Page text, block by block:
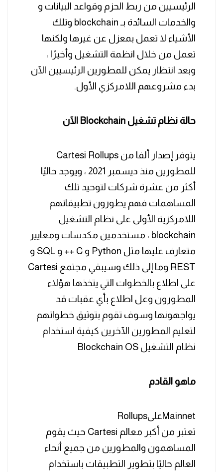
الرئيسيين من ربط الحزم وقواعد البيانات و
والخدمات السائدة بـ blockchain وتلك
الأشياء لا تعمل بمعزل عن غيرها ولكنها
تعمل من خلال انظمة التشغيل وأخيرًا ،
وبعد انتظار يمكن للمطورين الرئيسيين الآن
بدء مشروعهم اللامركزي الأول.
حالة نظام تشغيل Blockchain الآن
يتوفر إصدار ألفا من Cartesi Rollups
للمطورين منذ ديسمبر 2021 ، ويوجد حاليًا
أكثر من عشرة شركات لتوحيد تلك
المساهمات فهم يطورون تطبيقاتهم
اللامركزية الأولى على نظام التشغيل
blockchain ، مستخدمين مكدسات ومعايير
متعارف عليها مثل Python و C ++ و SQL و
REST وما إلى ذلك وسيبقي مجتمع Cartesi
على اطلاع بالخطوات التي يتخذها هؤلاء
المطورون وعل اطلاع بأي عقبات قد
يواجهونها وسوف تقوم بتوثيق خطواتهم
لتعليم المطورين الآخرين كيفية استخدام
نظام التشغيل Blockchain OS
ماهو القادم
MainnetعلىRollups
تعتبر من أكبر معالم Cartesi حيث يقوم
المساهمون والمطورين من جميع أنحاء
العالم حاليًا بتطوير التطبيقات باستخدام